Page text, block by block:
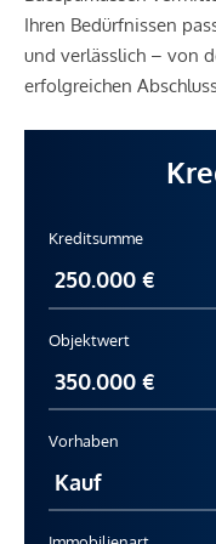
Schule <250m
Kindergarten <500m
Universität <500m
Bäckerei <500m
Einkaufszentrum <500m
Sonstige
Bank <250m
Polizei <1.000m
Verkehr
Ihren Bedürfnissen
und verlässlich – von
erfolgreichen
Kreditsumme
Objektwert
Vorhaben